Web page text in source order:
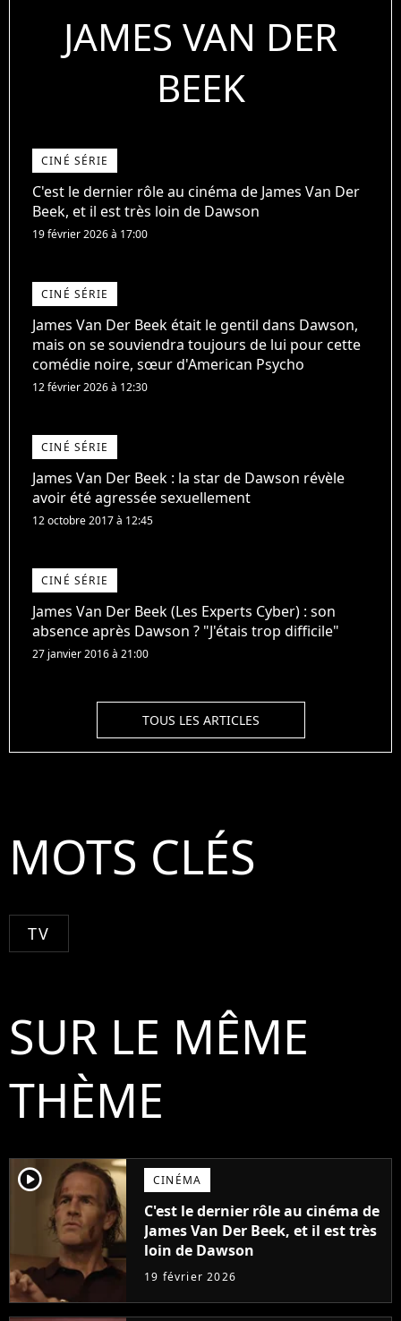
JAMES VAN DER
BEEK
CINÉ SÉRIE
C'est le dernier rôle au cinéma de James Van Der
Beek, et il est très loin de Dawson
19 février 2026 à 17:00
CINÉ SÉRIE
James Van Der Beek était le gentil dans Dawson,
mais on se souviendra toujours de lui pour cette
comédie noire, sœur d'American Psycho
12 février 2026 à 12:30
CINÉ SÉRIE
James Van Der Beek : la star de Dawson révèle
avoir été agressée sexuellement
12 octobre 2017 à 12:45
CINÉ SÉRIE
James Van Der Beek (Les Experts Cyber) : son
absence après Dawson ? "J'étais trop difficile"
27 janvier 2016 à 21:00
TOUS LES ARTICLES
MOTS CLÉS
TV
SUR LE MÊME
THÈME
player2 CINÉMA
C'est le dernier rôle au cinéma de
James Van Der Beek, et il est très
loin de Dawson
19 février 2026